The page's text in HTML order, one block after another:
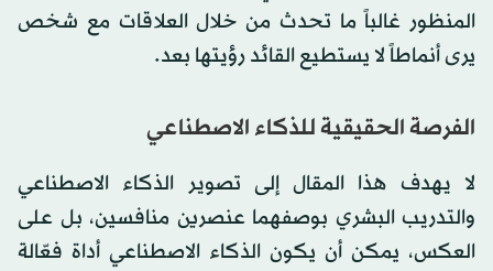
المنظور غالباً ما تحدث من خلال العلاقات مع شخص
يرى أنماطاً لا يستطيع القائد رؤيتها بعد.
الفرصة الحقيقية للذكاء الاصطناعي
لا يهدف هذا المقال إلى تصوير الذكاء الاصطناعي
والتدريب البشري بوصفهما عنصرين منافسين، بل على
العكس، يمكن أن يكون الذكاء الاصطناعي أداة فعّالة